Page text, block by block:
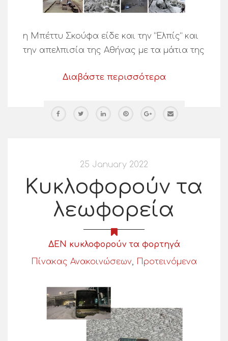
η Μπέττυ Σκούφα είδε και την “Ελπίς” και
την απελπισία της Αθήνας με τα μάτια της
Διαβάστε περισσότερα
25 January 2022
Κυκλοφορούν τα
λεωφορεία
ΔΕΝ κυκλοφορούν τα φορτηγά
Πίνακας Ανακοινώσεων, Προτεινόμενα